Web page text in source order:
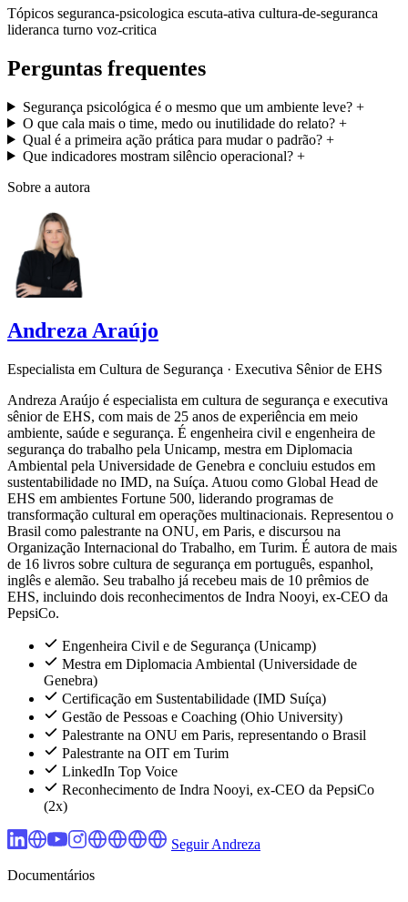
Tópicos seguranca-psicologica escuta-ativa cultura-de-seguranca
lideranca turno voz-critica
Perguntas frequentes
Segurança psicológica é o mesmo que um ambiente leve?+
O que cala mais o time, medo ou inutilidade do relato?+
Qual é a primeira ação prática para mudar o padrão?+
Que indicadores mostram silêncio operacional?+
Sobre a autora
Andreza Araújo
Especialista em Cultura de Segurança · Executiva Sênior de EHS
Andreza Araújo é especialista em cultura de segurança e executiva
sênior de EHS, com mais de 25 anos de experiência em meio
ambiente, saúde e segurança. É engenheira civil e engenheira de
segurança do trabalho pela Unicamp, mestra em Diplomacia
Ambiental pela Universidade de Genebra e concluiu estudos em
sustentabilidade no IMD, na Suíça. Atuou como Global Head de
EHS em ambientes Fortune 500, liderando programas de
transformação cultural em operações multinacionais. Representou o
Brasil como palestrante na ONU, em Paris, e discursou na
Organização Internacional do Trabalho, em Turim. É autora de mais
de 16 livros sobre cultura de segurança em português, espanhol,
inglês e alemão. Seu trabalho já recebeu mais de 10 prêmios de
EHS, incluindo dois reconhecimentos de Indra Nooyi, ex-CEO da
PepsiCo.
Engenheira Civil e de Segurança (Unicamp)
Mestra em Diplomacia Ambiental (Universidade de
Genebra)
Certificação em Sustentabilidade (IMD Suíça)
Gestão de Pessoas e Coaching (Ohio University)
Palestrante na ONU em Paris, representando o Brasil
Palestrante na OIT em Turim
LinkedIn Top Voice
Reconhecimento de Indra Nooyi, ex-CEO da PepsiCo
(2x)
Seguir Andreza
Documentários